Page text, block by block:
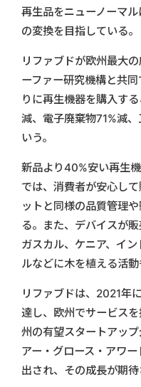
再生品をニューノーマ
の変換を目指している。
リファブドが欧州最大
ーファー研究機構と共
りに再生機器を購入す
減、電子廃棄物71%減
いう。
新品より40%安い再生
では、消費者が安心し
ットと同様の品質管理
る。また、デバイスが
ガスカル、ケニア、イ
ルなどに木を植える活動
リファブドは、2021年
達し、欧州でサービス
州の有望スタートアッ
アー・グロース・アワ
出され、その成長が期待